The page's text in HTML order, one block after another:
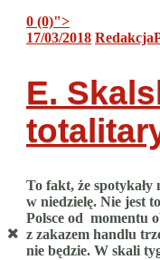
0 (0)">
17/03/2018 Redakcja
E.
To fakt, że spotykały
w niedzielę. Nie jest
Polsce od momentu
z zakazem handlu
nie będzie. W skali